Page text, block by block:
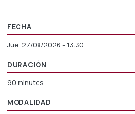
FECHA
Jue, 27/08/2026 - 13:30
DURACIÓN
90 minutos
MODALIDAD